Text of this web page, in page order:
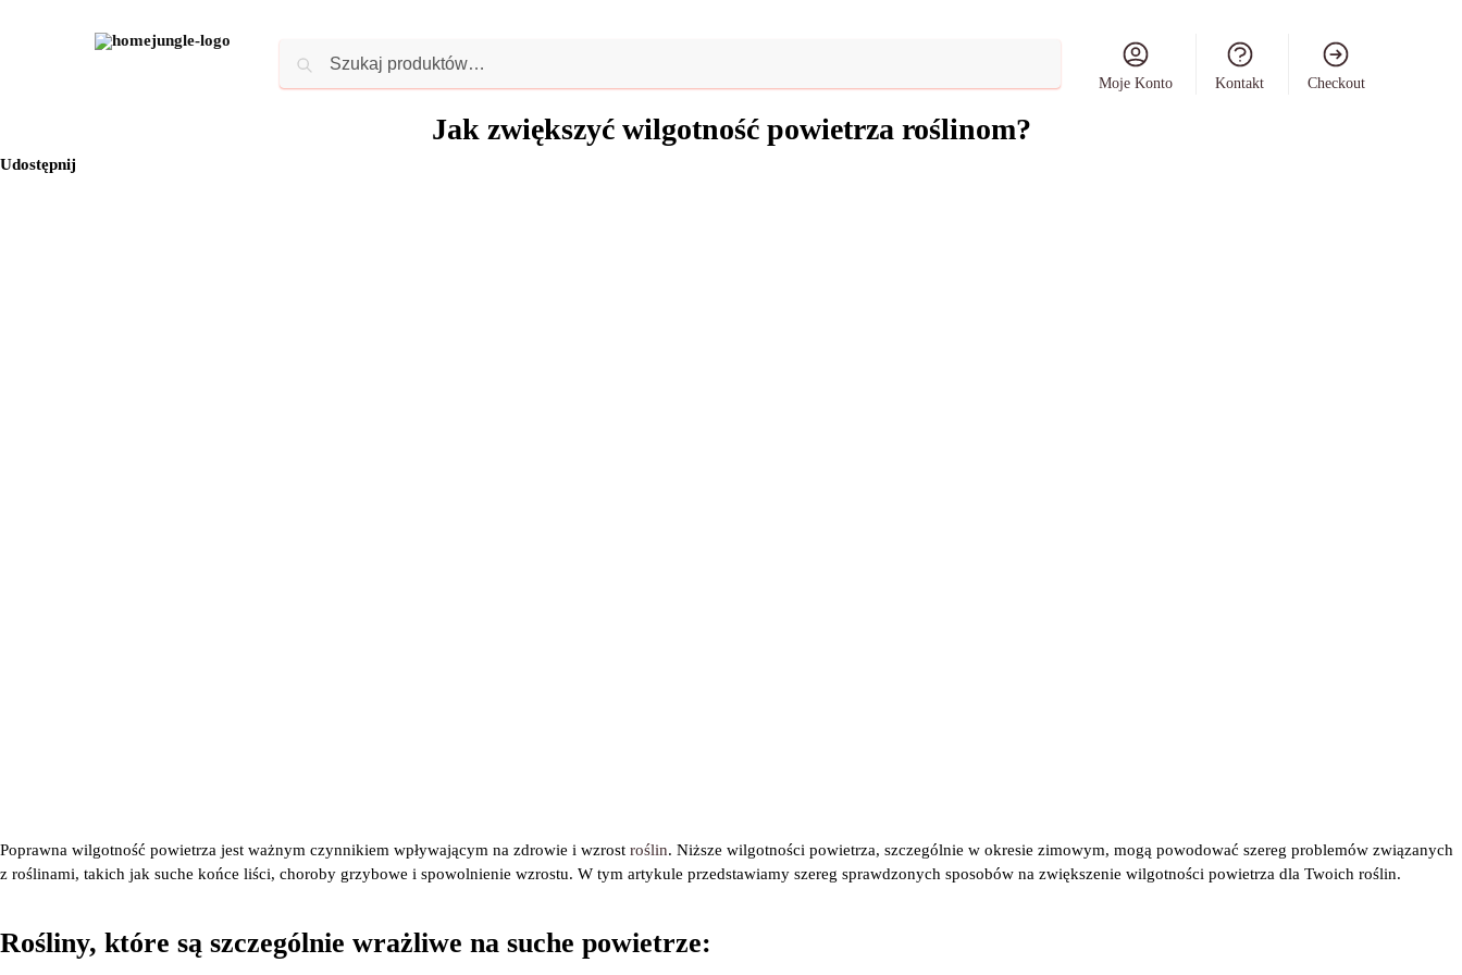
Moje Konto Kontakt Checkout
Jak zwiększyć wilgotność powietrza roślinom?
Udostępnij
Poprawna wilgotność powietrza jest ważnym czynnikiem wpływającym na zdrowie i wzrost roślin. Niższe wilgotności powietrza, szczególnie w okresie zimowym, mogą powodować szereg problemów związanych
z roślinami, takich jak suche końce liści, choroby grzybowe i spowolnienie wzrostu. W tym artykule przedstawiamy szereg sprawdzonych sposobów na zwiększenie wilgotności powietrza dla Twoich roślin.
Rośliny, które są szczególnie wrażliwe na suche powietrze: